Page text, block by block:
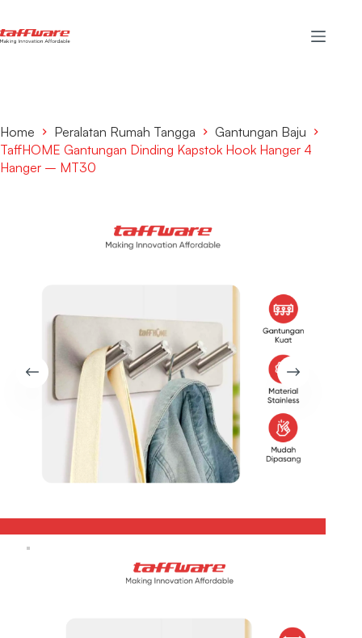
Home Peralatan Rumah Tangga
Gantungan Baju
TaffHOME Gantungan Dinding Kapstok Hook Hanger 4
Hanger – MT30